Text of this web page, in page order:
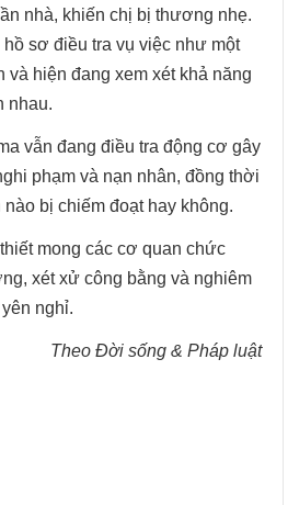
nhà, khiến chị bị thương nhẹ.
sơ điều tra vụ việc như một
và hiện đang xem xét khả năng
nhau.
vẫn đang điều tra động cơ gây
phạm và nạn nhân, đồng thời
nào bị chiếm đoạt hay không.
mong các cơ quan chức
xét xử công bằng và nghiêm
nghỉ.
Theo Đời sống & Pháp luật